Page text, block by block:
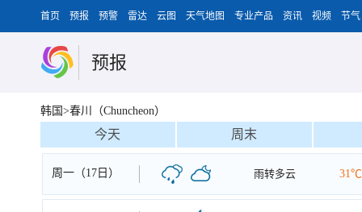
首页 预报 预警 雷达 云图 天气地图 专业产品 资讯 视频 节气
预报
韩国>春川（Chuncheon）
今天 周末
周一（17日） 雨转多云 31℃